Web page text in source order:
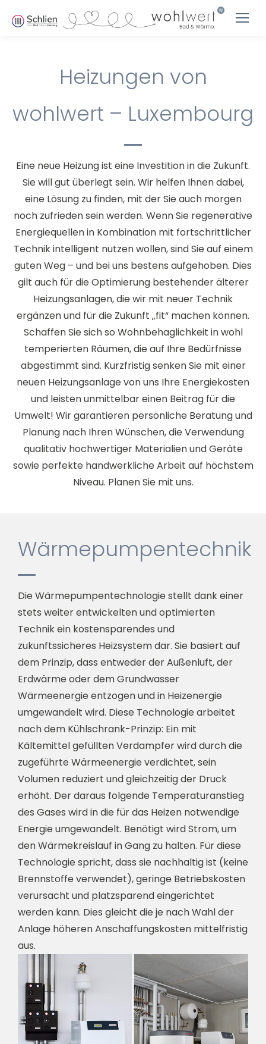
Heizungen von
wohlwert – Luxembourg
Eine neue Heizung ist eine Investition in die Zukunft.
Sie will gut überlegt sein. Wir helfen Ihnen dabei,
eine Lösung zu finden, mit der Sie auch morgen
noch zufrieden sein werden. Wenn Sie regenerative
Energiequellen in Kombination mit fortschrittlicher
Technik intelligent nutzen wollen, sind Sie auf einem
guten Weg – und bei uns bestens aufgehoben. Dies
gilt auch für die Optimierung bestehender älterer
Heizungsanlagen, die wir mit neuer Technik
ergänzen und für die Zukunft „fit“ machen können.
Schaffen Sie sich so Wohnbehaglichkeit in wohl
temperierten Räumen, die auf Ihre Bedürfnisse
abgestimmt sind. Kurzfristig senken Sie mit einer
neuen Heizungsanlage von uns Ihre Energiekosten
und leisten unmittelbar einen Beitrag für die
Umwelt! Wir garantieren persönliche Beratung und
Planung nach Ihren Wünschen, die Verwendung
qualitativ hochwertiger Materialien und Geräte
sowie perfekte handwerkliche Arbeit auf höchstem
Niveau. Planen Sie mit uns.
Wärmepumpentechnik
Die Wärmepumpentechnologie stellt dank einer
stets weiter entwickelten und optimierten
Technik ein kostensparendes und
zukunftssicheres Heizsystem dar. Sie basiert auf
dem Prinzip, dass entweder der Außenluft, der
Erdwärme oder dem Grundwasser
Wärmeenergie entzogen und in Heizenergie
umgewandelt wird. Diese Technologie arbeitet
nach dem Kühlschrank-Prinzip: Ein mit
Kältemittel gefüllten Verdampfer wird durch die
zugeführte Wärmeenergie verdichtet, sein
Volumen reduziert und gleichzeitig der Druck
erhöht. Der daraus folgende Temperaturanstieg
des Gases wird in die für das Heizen notwendige
Energie umgewandelt. Benötigt wird Strom, um
den Wärmekreislauf in Gang zu halten. Für diese
Technologie spricht, dass sie nachhaltig ist (keine
Brennstoffe verwendet), geringe Betriebskosten
verursacht und platzsparend eingerichtet
werden kann. Dies gleicht die je nach Wahl der
Anlage höheren Anschaffungskosten mittelfristig
aus.